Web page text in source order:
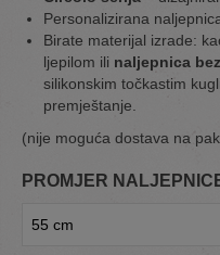
Personalizirana
Birate materijal izrade:
ljepilom ili naljepnica
silikonskim točkastim
premještanje.
(nije moguća dostava na
PROMJER